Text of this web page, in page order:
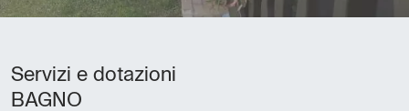
Servizi e dotazioni
BAGNO